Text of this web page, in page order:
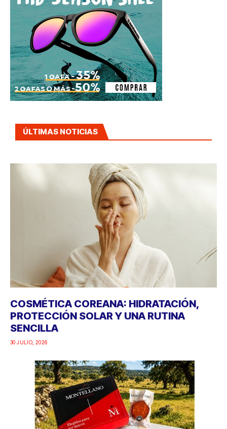
ÚLTIMAS NOTICIAS
COSMÉTICA COREANA: HIDRATACIÓN,
PROTECCIÓN SOLAR Y UNA RUTINA
SENCILLA
30 JULIO, 2026